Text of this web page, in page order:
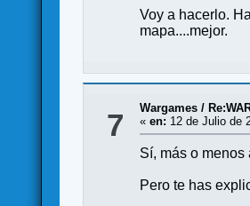
Voy a hacerlo.
mapa....mejor.
7 Wargames /
«en: 12 de Julio de
Sí, más o
Pero te has